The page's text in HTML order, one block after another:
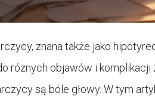
znana także jako
różnych objawów i
są bóle głowy. W tym